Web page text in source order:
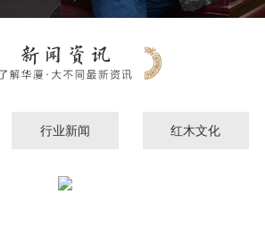
行业新闻 红木文化